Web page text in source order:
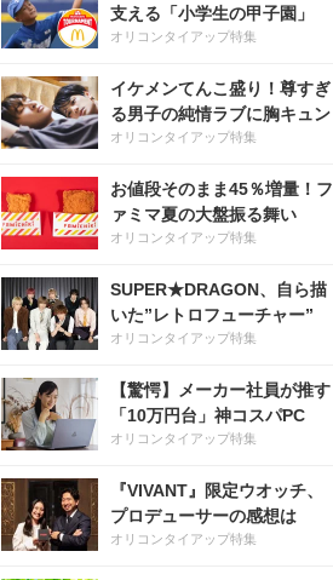
支える「小学生の甲子園」
オリコンタイアップ特集
イケメンてんこ盛り！尊すぎ
る男子の純情ラブに胸キュン
オリコンタイアップ特集
お値段そのまま45％増量！フ
ァミマ夏の大盤振る舞い
オリコンタイアップ特集
SUPER★DRAGON、自ら描
いた”レトロフューチャー”
オリコンタイアップ特集
【驚愕】メーカー社員が推す
「10万円台」神コスパPC
オリコンタイアップ特集
『VIVANT』限定ウオッチ、
プロデューサーの感想は
オリコンタイアップ特集